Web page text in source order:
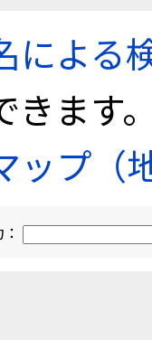
による
きます
ップ（